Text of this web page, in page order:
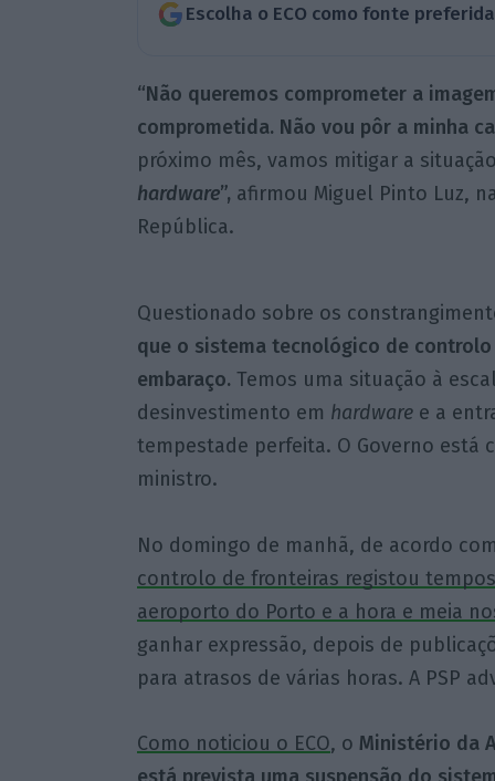
Escolha o ECO como fonte
“Não queremos comprometer a
comprometida. Não vou pôr a minha
próximo mês, vamos mitigar a
hardware”, afirmou Miguel Pinto Luz,
República.
Questionado sobre os
que o sistema tecnológico de controlo
embaraço. Temos uma situação à
desinvestimento em hardware e a
tempestade perfeita. O Governo está
ministro.
No domingo de manhã, de acordo
controlo de fronteiras registou
aeroporto do Porto e a hora e meia
ganhar expressão, depois de
para atrasos de várias horas. A PSP
Como noticiou o ECO, o Ministério da